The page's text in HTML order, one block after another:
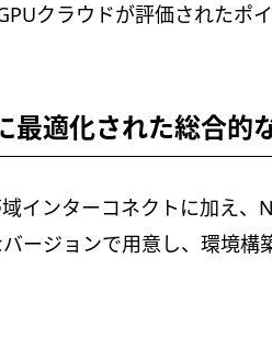
クラウドが評価されたポ
最適化された総合的
インターコネクトに加え、
ージョンで用意し、環境構